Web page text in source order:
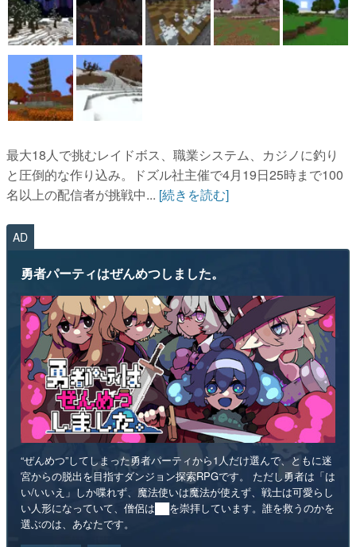
最大18人で挑むレイドボス、職業システム、カジノに釣り
と圧倒的な作り込み。ドズル社主催で4月19日25時まで100
名以上の配信者が挑戦中... [続きを読む]
AD
勇者パーティはぜんめつしました。
“ぜんめつ”してしまった勇者パーティから1人だけ選んで、ともに迷
宮からの脱出を目指すダンジョン探索RPGです。 ただし勇者は「は
い/いいえ」しか喋れず、魔法使いは魔法が使えず、戦士は可愛らし
い人形になっていて、僧侶は██を崇拝しています。誰を救うのかを
選ぶのは、あなたです。